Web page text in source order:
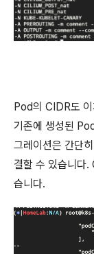
Pod의 CIDR도
기존에 생성된
그레이션은 간단
결할 수 있습니다
습니다.